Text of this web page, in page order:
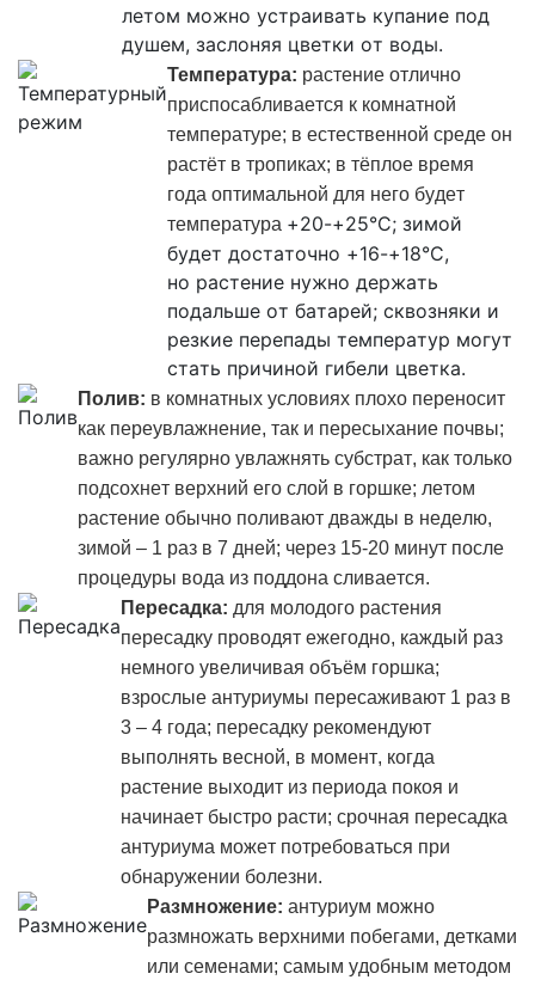
летом можно устраивать купание под
душем, заслоняя цветки от воды.
Температура: растение отлично
приспосабливается к комнатной
температуре; в естественной среде он
растёт в тропиках; в тёплое время
года оптимальной для него будет
температура +20-+25°C; зимой
будет достаточно +16-+18°C,
но растение нужно держать
подальше от батарей; сквозняки и
резкие перепады температур могут
стать причиной гибели цветка.
Полив: в комнатных условиях плохо переносит
как переувлажнение, так и пересыхание почвы;
важно регулярно увлажнять субстрат, как только
подсохнет верхний его слой в горшке; летом
растение обычно поливают дважды в неделю,
зимой – 1 раз в 7 дней; через 15-20 минут после
процедуры вода из поддона сливается.
Пересадка: для молодого растения
пересадку проводят ежегодно, каждый раз
немного увеличивая объём горшка;
взрослые антуриумы пересаживают 1 раз в
3 – 4 года; пересадку рекомендуют
выполнять весной, в момент, когда
растение выходит из периода покоя и
начинает быстро расти; срочная пересадка
антуриума может потребоваться при
обнаружении болезни.
Размножение: антуриум можно
размножать верхними побегами, детками
или семенами; самым удобным методом